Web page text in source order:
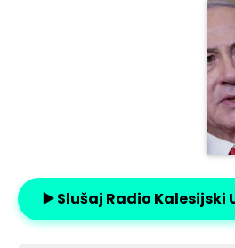
▶️ Slušaj Radio Kalesijski